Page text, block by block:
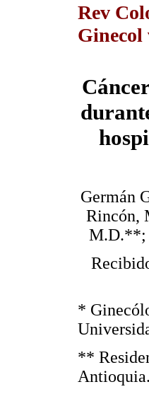
Rev
Ginecol
Germán
Rincón,
M.D.**;
*
**
Antioquia.